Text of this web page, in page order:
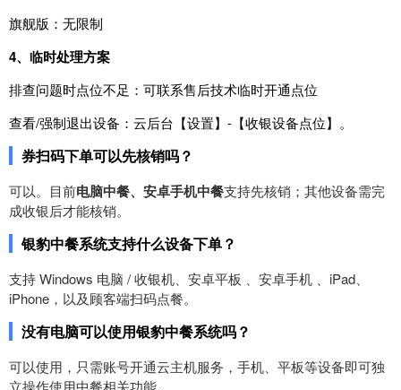
旗舰版 ： 无限制
4、临时处理方案
排查问题时点位不足 ： 可联系售后技术临时开通点位
查看/强制退出设备 ： 云后台 【设置】 - 【收银设备点位】。
券扫码下单可以先核销吗？
可以。目前电脑中餐、安卓手机中餐支持先核销；其他设备需完
成收银后才能核销。
银豹中餐系统支持什么设备下单？
支持 Windows 电脑 / 收银机、安卓平板 、安卓手机 、iPad、
iPhone，以及顾客端扫码点餐。
没有电脑可以使用银豹中餐系统吗？
可以使用，只需账号开通云主机服务，手机、平板等设备即可独
立操作使用中餐相关功能。